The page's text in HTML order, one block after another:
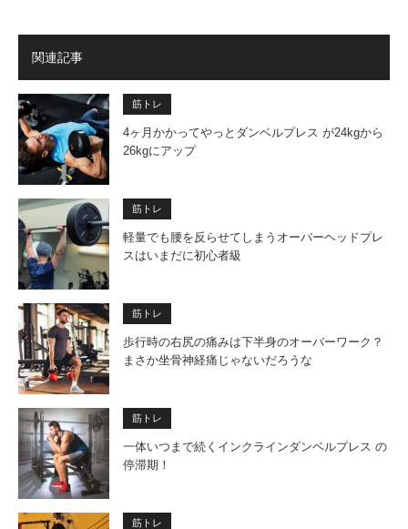
関連記事
筋トレ
4ヶ月かかってやっとダンベルプレス が24kgから
26kgにアップ
筋トレ
軽量でも腰を反らせてしまうオーバーヘッドプレ
スはいまだに初心者級
筋トレ
歩行時の右尻の痛みは下半身のオーバーワーク？
まさか坐骨神経痛じゃないだろうな
筋トレ
一体いつまで続くインクラインダンベルプレス の
停滞期！
筋トレ